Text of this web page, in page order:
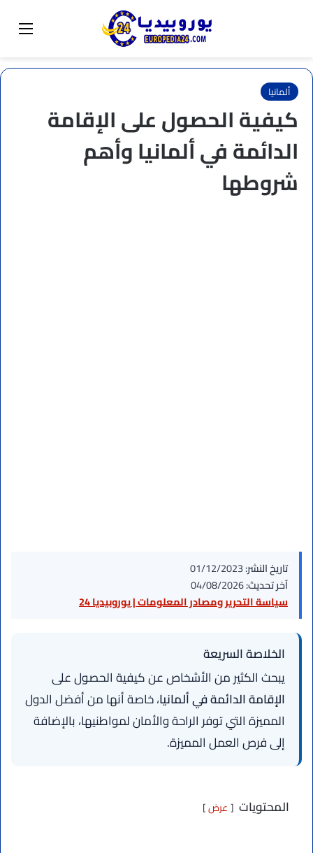
تبديل المظهر
ألمانيا
كيفية الحصول على الإقامة
الدائمة في ألمانيا وأهم
شروطها
تاريخ النشر:01/12/2023
آخر تحديث:04/08/2026
سياسة التحرير ومصادر المعلومات | يوروبيديا 24
الخلاصة السريعة
يبحث الكثير من الأشخاص عن كيفية الحصول على
الإقامة الدائمة في ألمانيا، خاصة أنها من أفضل الدول
المميزة التي توفر الراحة والأمان لمواطنيها، بالإضافة
إلى فرص العمل المميزة.
المحتويات عرض